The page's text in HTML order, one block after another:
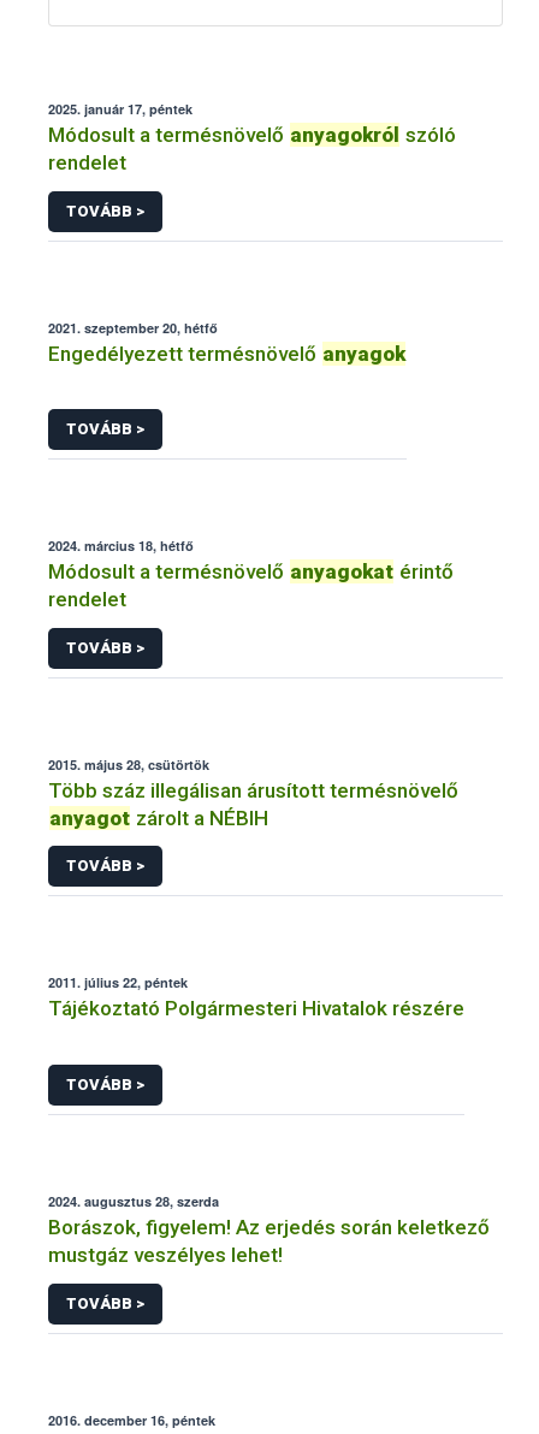
2025. január 17, péntek
Módosult a termésnövelő anyagokról szóló
rendelet
TOVÁBB >
2021. szeptember 20, hétfő
Engedélyezett termésnövelő anyagok
TOVÁBB >
2024. március 18, hétfő
Módosult a termésnövelő anyagokat érintő
rendelet
TOVÁBB >
2015. május 28, csütörtök
Több száz illegálisan árusított termésnövelő
anyagot zárolt a NÉBIH
TOVÁBB >
2011. július 22, péntek
Tájékoztató Polgármesteri Hivatalok részére
TOVÁBB >
2024. augusztus 28, szerda
Borászok, figyelem! Az erjedés során keletkező
mustgáz veszélyes lehet!
TOVÁBB >
2016. december 16, péntek